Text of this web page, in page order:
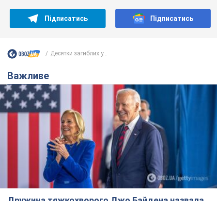
Підписатись Підписатись
Десятки загиблих у...
Важливе